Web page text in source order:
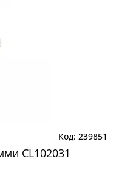
239851
CL102031